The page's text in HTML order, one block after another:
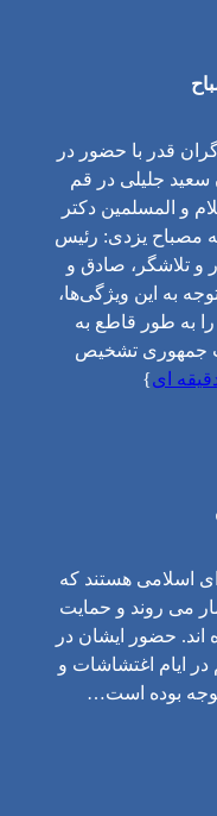
قدر با حضور در
سعید جلیلی در قم
و المسلمین دکتر
مصباح یزدی: رئیس
و تلاشگر، صادق و
به این ویژگی‌ها،
به طور قاطع به
جمهوری تشخیص
ای}
اسلامی هستند که
می روند و حمایت
اند. حضور ایشان در
ایام اغتشاشات و
بوده است…